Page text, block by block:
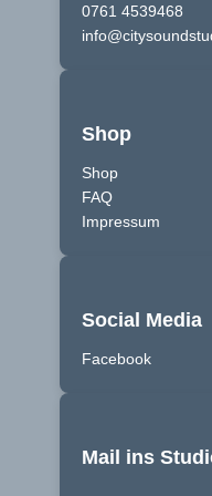
0761 4539468
Shop
Shop
FAQ
Impressum
Social Media
Facebook
Mail ins